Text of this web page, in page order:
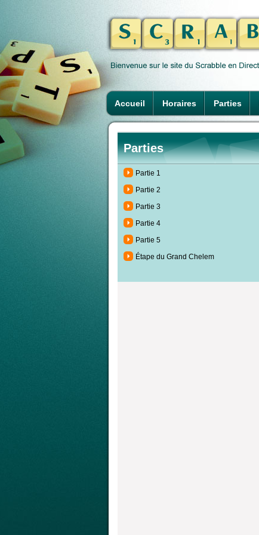
Accueil Horaires Parties
Parties
Partie 1
Partie 2
Partie 3
Partie 4
Partie 5
Étape du Grand Chelem